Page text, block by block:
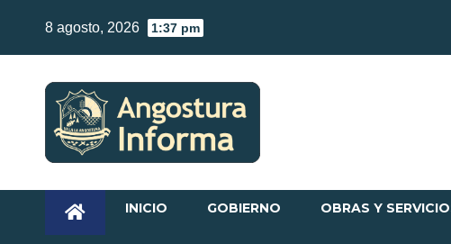
content
8 agosto, 2026 1:37 pm
INICIO GOBIERNO OBRAS Y